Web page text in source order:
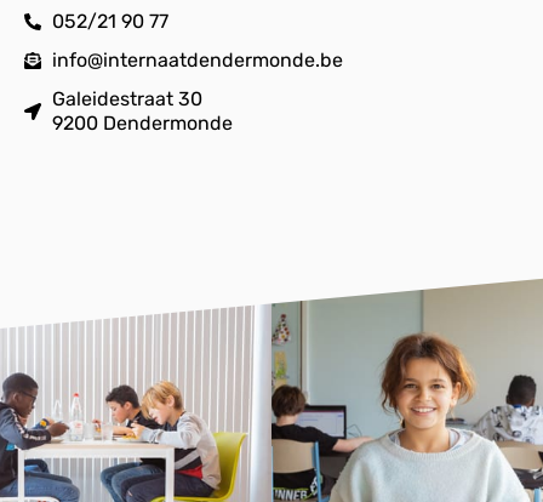
052/21 90 77
info@internaatdendermonde.be
Galeidestraat 30
9200 Dendermonde